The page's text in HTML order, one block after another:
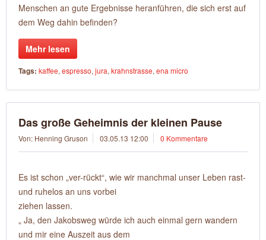
Menschen an gute Ergebnisse heranführen, die sich erst auf
dem Weg dahin befinden?
Mehr lesen
Tags: kaffee, espresso, jura, krahnstrasse, ena micro
Das große Geheimnis der kleinen Pause
Von: Henning Gruson 03.05.13 12:00 0 Kommentare
Es ist schon „ver-rückt“, wie wir manchmal unser Leben rast-
und ruhelos an uns vorbei
ziehen lassen.
„ Ja, den Jakobsweg würde ich auch einmal gern wandern
und mir eine Auszeit aus dem